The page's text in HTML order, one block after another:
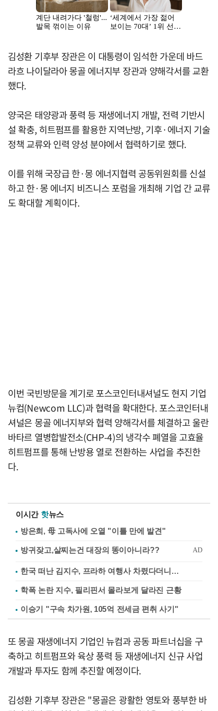
김성환 기후부 장관은 이 대통령이 임석한 가운데 바드
라흐 나이달라아 몽골 에너지부 장관과 양해각서를 교환
했다.
양국은 태양광과 풍력 등 재생에너지 개발, 전력 기반시
설 확충, 히트펌프를 활용한 지역난방, 기후·에너지 기술
정책 교류와 인력 양성 분야에서 협력하기로 했다.
이를 위해 국장급 한·몽 에너지협력 공동위원회를 신설
하고 한·몽 에너지 비즈니스 포럼을 개최해 기업 간 교류
도 확대할 계획이다.
이번 국빈방문을 계기로 포스코인터내셔널도 현지 기업
뉴컴(Newcom LLC)과 협력을 확대한다. 포스코인터내
셔널은 몽골 에너지부와 협력 양해각서를 체결하고 울란
바타르 열병합발전소(CHP-4)의 냉각수 폐열을 고효율
히트펌프를 통해 난방용 열로 전환하는 사업을 추진한
다.
이시간 핫뉴스
방은희, 母 고독사에 오열 "이틀 만에 발견"
한국 떠난 김지수, 프라하 여행사 차렸다더니…
학폭 논란 지수, 필리핀서 몰라보게 달라진 근황
이승기 "구속 차가원, 105억 전세금 편취 사기"
또 몽골 재생에너지 기업인 뉴컴과 공동 파트너십을 구
축하고 히트펌프와 육상 풍력 등 재생에너지 신규 사업
개발과 투자도 함께 추진할 예정이다.
김성환 기후부 장관은 "몽골은 광활한 영토와 풍부한 바